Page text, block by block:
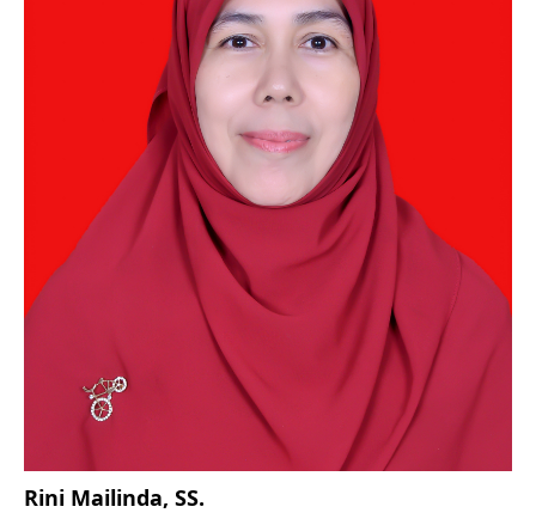
Rini Mailinda, SS.